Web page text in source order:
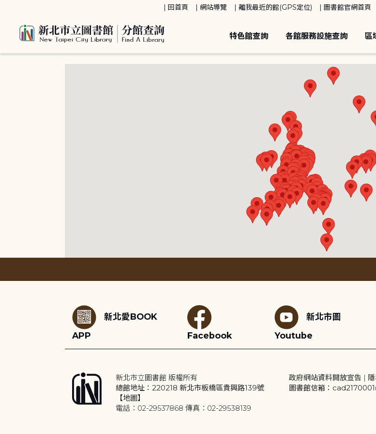
回首頁 網站導覽 離我最近的館(GPS定位) 圖書館官網首頁
特色館查詢 各館服務設施查詢 區
新北愛BOOK
APP
Facebook
新北市圖
Youtube
新北市立圖書館 版權所有
總館地址：220218 新北市板橋區貴興路139號
【地圖】
電話：02-29537868 傳真：02-29538139
政府網站資料開放宣告 |
圖書館信箱：